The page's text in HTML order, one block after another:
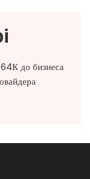
до бизнеса